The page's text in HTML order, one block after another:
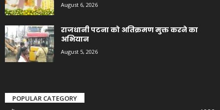
August 6, 2026
राजधानी पटना को अतिक्रमण मुक्त करने का
अभियान
August 5, 2026
POPULAR CATEGORY